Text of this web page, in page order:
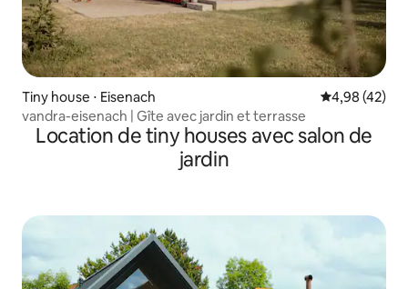
Tiny house ⋅ Eisenach Évaluation
4,98 (42)
vandra-eisenach | Gîte avec jardin et terrasse
Location de tiny houses avec salon de
jardin